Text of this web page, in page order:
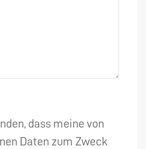
dass meine von
Daten zum Zweck